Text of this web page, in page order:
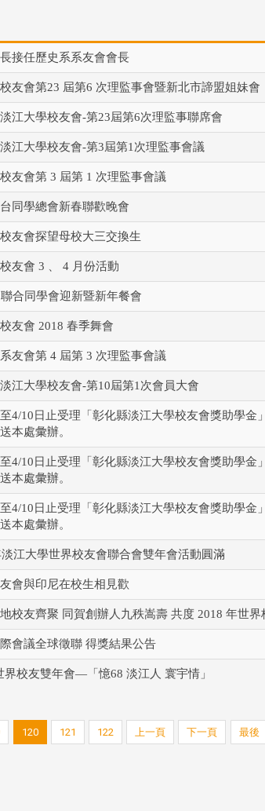
接任歷史系系友會會長
友會第23 屆第6 次理監事會暨新北市諦盟姐妹會
江大學校友會-第23屆第6次理監事聯席會
江大學校友會-第3屆第1次理監事會議
友會第 3 屆第 1 次理監事會議
同學總會新春聯歡晚會
友會探望母校大三交換生
友會 3 、 4 月份活動
合同學會迎新暨新年餐會
友會 2018 春季舞會
友會第 4 屆第 3 次理監事會議
江大學校友會-第10屆第1次會員大會
4/10日止受理「彰化縣淡江大學校友會獎助學
本處彙辦。
4/10日止受理「彰化縣淡江大學校友會獎助學
本處彙辦。
4/10日止受理「彰化縣淡江大學校友會獎助學
本處彙辦。
淡江大學世界校友會聯合會雙年會活動圓滿
會與印尼在校生相見歡
校友齊聚 同賀創辦人九秩嵩壽 共度 2018 年世界
會議全球徵聯 得獎結果公告
界校友雙年會—「憶68 淡江人 寰宇情」
120 121 122 上一頁 下一頁 最後